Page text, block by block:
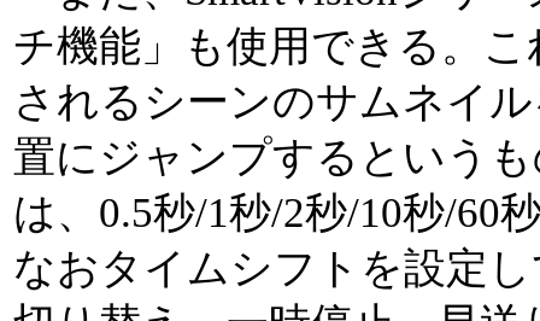
チ機能」も使用できる。
されるシーンのサムネイ
置にジャンプするという
は、0.5秒/1秒/2秒/10秒/60
なおタイムシフトを設定